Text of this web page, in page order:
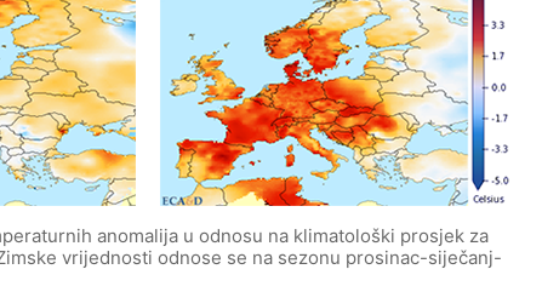
anomalija u odnosu na klimatološki prosjek za
vrijednosti odnose se na sezonu prosinac-siječanj-